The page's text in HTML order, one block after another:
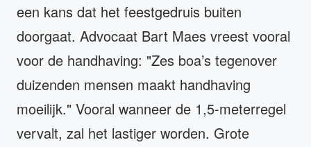
een kans dat het feestgedruis buiten
doorgaat. Advocaat Bart Maes vreest vooral
voor de handhaving: "Zes boa’s tegenover
duizenden mensen maakt handhaving
moeilijk." Vooral wanneer de 1,5-meterregel
vervalt, zal het lastiger worden. Grote